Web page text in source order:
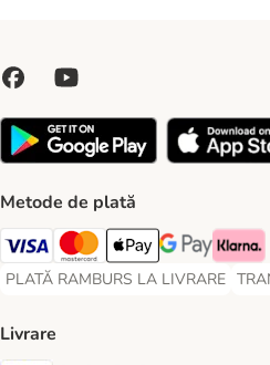
Metode de plată
Visa Payment Method
Master Card Payment Method
Apple Pay Payment
Google PayKlarna
PLATĂ RAMBURS LA LIVRARE
PLATĂ RAMBURS LA LIVRARE
Livrare